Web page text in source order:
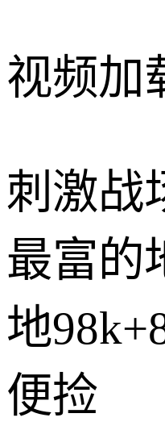
视频加
刺激战
最富的
地
便捡